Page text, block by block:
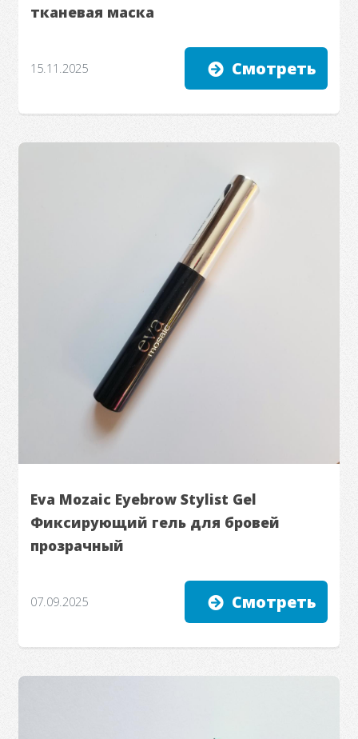
тканевая маска
15.11.2025 Смотреть
Eva Mozaic Eyebrow Stylist Gel
Фиксирующий гель для бровей
прозрачный
07.09.2025 Смотреть